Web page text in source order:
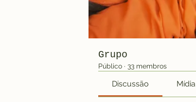
Grupo
Público · 33 membros
Discussão Mídia